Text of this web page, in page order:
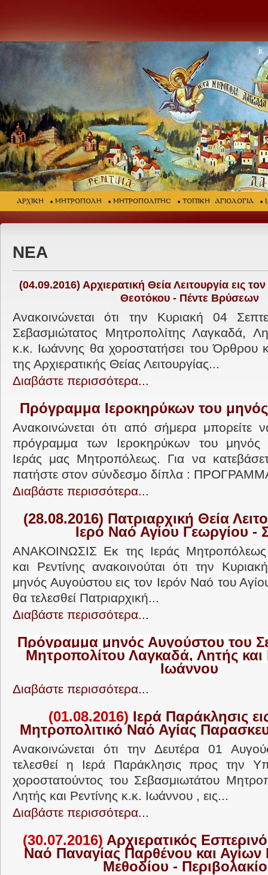
ΑΡΧΙΚΗ ΜΗΤΡΟΠΟΛΗ ΜΗΤΡΟΠΟΛΙΤΗΣ ΤΟΠΙΚΗ ΑΓΙΟΛΟΓΙΑ
ΝΕΑ
(04.09.2016) Αρχιερατική Θεία Λειτουργία εις
Θεοτόκου - Πέντε Βρύσεων
Ανακοινώνεται ότι την Κυριακή 04
Σεβασμιώτατος Μητροπολίτης Λαγκαδά,
κ.κ. Ιωάννης θα χοροστατήσει του Όρθρου
της Αρχιερατικής Θείας Λειτουργίας...
Διαβάστε περισσότερα...
Πρόγραμμα Ιεροκηρύκων του
Ανακοινώνεται ότι από σήμερα μπορείτε
πρόγραμμα των Ιεροκηρύκων του μηνός
Ιεράς μας Μητροπόλεως. Για να
πατήστε στον σύνδεσμο δίπλα :
Διαβάστε περισσότερα...
(28.08.2016) Πατριαρχική Θεία
Ιερό Ναό Αγίου Γεωργίου -
ΑΝΑΚΟΙΝΩΣΙΣ Εκ της Ιεράς
και Ρεντίνης ανακοινούται ότι την
μηνός Αυγούστου εις τον Ιερόν Ναό του
θα τελεσθεί Πατριαρχική...
Διαβάστε περισσότερα...
Πρόγραμμα μηνός Αυγούστου του
Μητροπολίτου Λαγκαδά, Λητής και
Ιωάννου
Διαβάστε περισσότερα...
(01.08.2016) Ιερά Παράκλησις
Μητροπολιτικό Ναό Αγίας
Ανακοινώνεται ότι την Δευτέρα 01
τελεσθεί η Ιερά Παράκλησις προς την
χοροστατούντος του Σεβασμιωτάτου
Λητής και Ρεντίνης κ.κ. Ιωάννου , εις...
Διαβάστε περισσότερα...
(30.07.2016) Αρχιερατικός
Ναό Παναγίας Παρθένου και Αγίων
Μεθοδίου -